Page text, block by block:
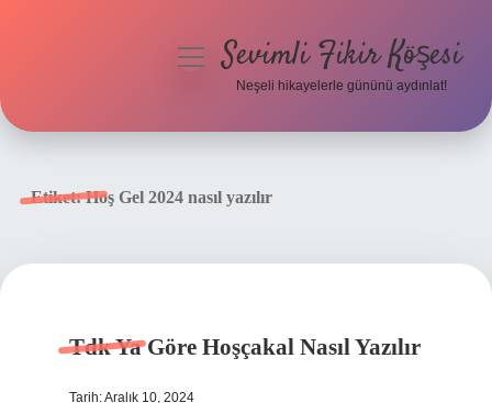
menüyüSevimli Fikir Köşesi
Neşeli hikayelerle gününü aydınlat!
Etiket:Hoş Gel 2024 nasıl yazılır
Tdk Ya Göre Hoşçakal Nasıl Yazılır
Tarih: Aralık 10, 2024